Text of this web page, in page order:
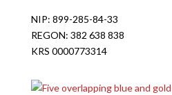
NIP: 899-285-84-33
REGON: 382 638 838
KRS 0000773314